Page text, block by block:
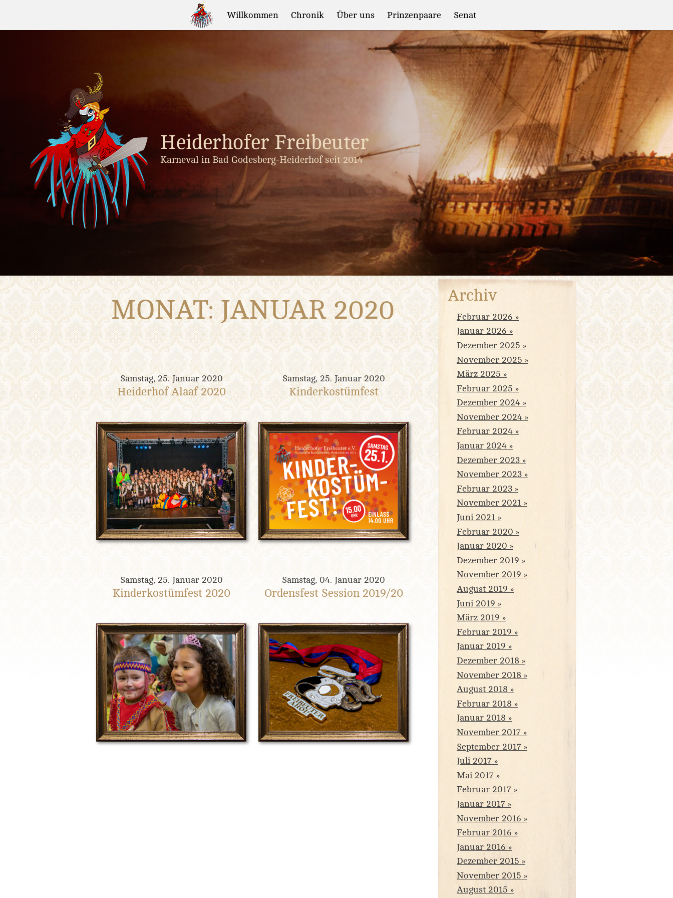
Willkommen Chronik Über uns Prinzenpaare Senat
Heiderhofer Freibeuter
Karneval in Bad Godesberg-Heiderhof seit 2014
MONAT:JANUAR 2020
Samstag, 25. Januar 2020
Heiderhof Alaaf 2020
Samstag, 25. Januar 2020
Kinderkostümfest
Samstag, 25. Januar 2020
Kinderkostümfest 2020
Samstag, 04. Januar 2020
Ordensfest Session 2019/20
Archiv
Februar 2026
Januar 2026
Dezember 2025
November 2025
März 2025
Februar 2025
Dezember 2024
November 2024
Februar 2024
Januar 2024
Dezember 2023
November 2023
Februar 2023
November 2021
Juni 2021
Februar 2020
Januar 2020
Dezember 2019
November 2019
August 2019
Juni 2019
März 2019
Februar 2019
Januar 2019
Dezember 2018
November 2018
August 2018
Februar 2018
Januar 2018
November 2017
September 2017
Juli 2017
Mai 2017
Februar 2017
Januar 2017
November 2016
Februar 2016
Januar 2016
Dezember 2015
November 2015
August 2015